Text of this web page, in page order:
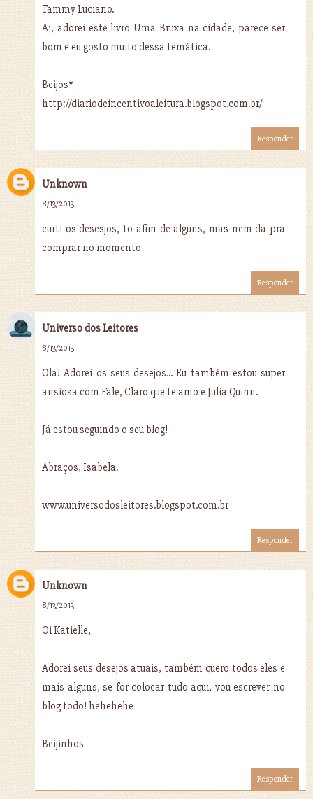
Tammy Luciano.
Ai, adorei este livro Uma Bruxa na cidade, parece ser
bom e eu gosto muito dessa temática.
Beijos*
http://diariodeincentivoaleitura.blogspot.com.br/
Responder
Unknown
8/13/2013
curti os desesjos, to afim de alguns, mas nem da pra
comprar no momento
Responder
Universo dos Leitores
8/13/2013
Olá! Adorei os seus desejos... Eu também estou super
ansiosa com Fale, Claro que te amo e Julia Quinn.
Já estou seguindo o seu blog!
Abraços, Isabela.
www.universodosleitores.blogspot.com.br
Responder
Unknown
8/13/2013
Oi Katielle,
Adorei seus desejos atuais, também quero todos eles e
mais alguns, se for colocar tudo aqui, vou escrever no
blog todo! hehehehe
Beijinhos
Responder